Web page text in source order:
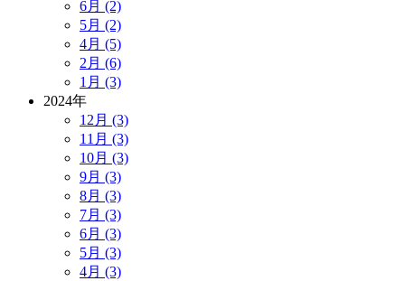
6月 (2)
5月 (2)
4月 (5)
2月 (6)
1月 (3)
2024年
12月 (3)
11月 (3)
10月 (3)
9月 (3)
8月 (3)
7月 (3)
6月 (3)
5月 (3)
4月 (3)